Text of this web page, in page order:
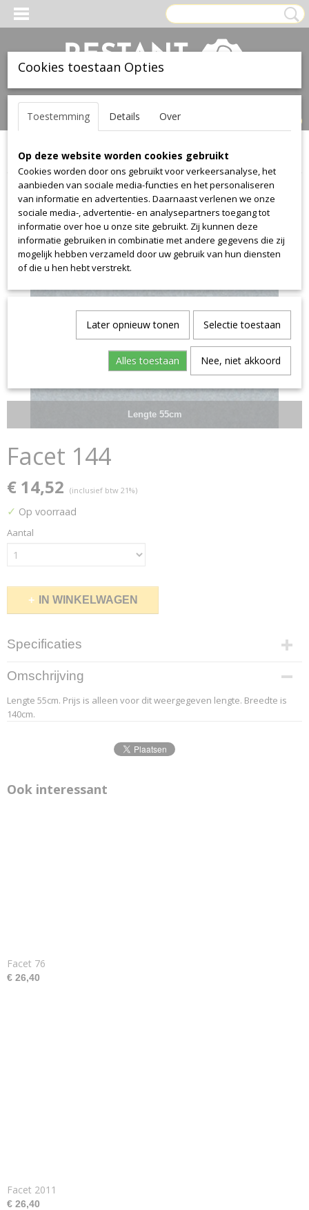
Inloggen Registreren
(0)
Home >Stof>Textaafoam>Facet>Facet 144
Lengte 55cm
Facet 144
€ 14,52 (inclusief btw 21%)
✓ Op voorraad
Aantal
IN WINKELWAGEN
Specificaties
Productcode leverancier
8.3
Afmetingen (l,b,h)
55 x 140 x 0 cm
Omschrijving
Lengte 55cm. Prijs is alleen voor dit weergegeven lengte. Breedte is
140cm.
Ook interessant
Facet 76
€ 26,40
Facet 2011
€ 26,40
Cookies toestaan Opties
Toestemming Details Over
Op deze website worden cookies gebruikt
Cookies worden door ons gebruikt voor verkeersanalyse, het
aanbieden van sociale media-functies en het personaliseren
van informatie en advertenties. Daarnaast verlenen we onze
sociale media-, advertentie- en analysepartners toegang tot
informatie over hoe u onze site gebruikt. Zij kunnen deze
informatie gebruiken in combinatie met andere gegevens die zij
mogelijk hebben verzameld door uw gebruik van hun diensten
of die u hen hebt verstrekt.
Later opnieuw tonen Selectie toestaan
Alles toestaan Nee, niet akkoord